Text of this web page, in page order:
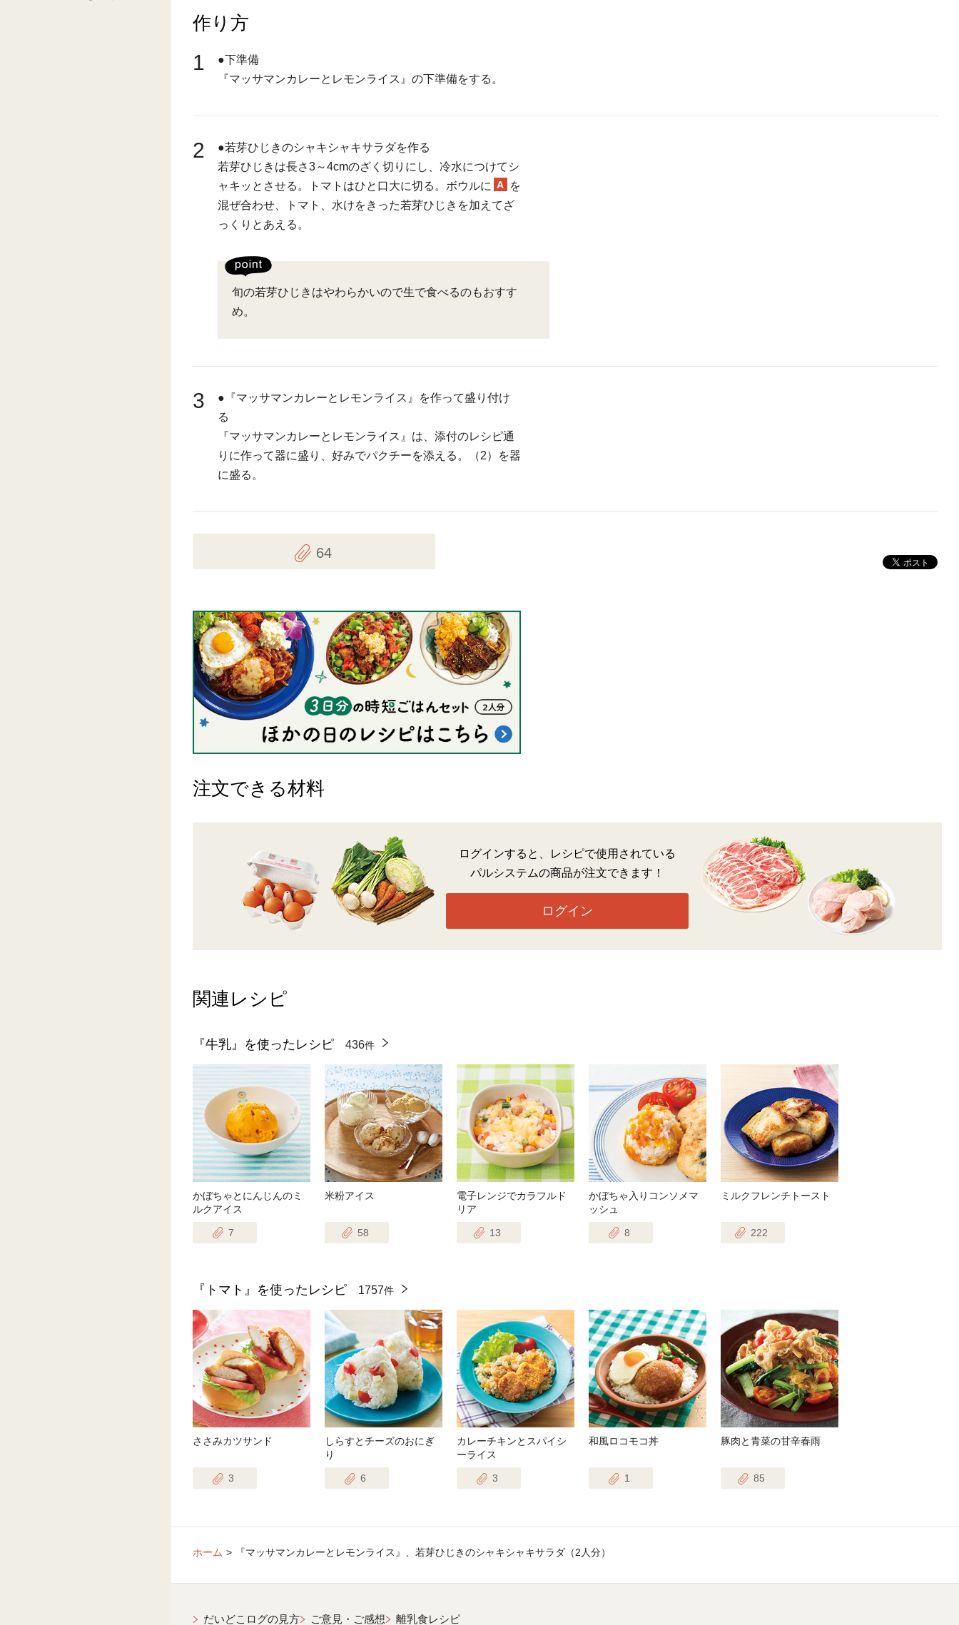
作り方
1
●下準備
『マッサマンカレーとレモンライス』の下準備をする。
2
●若芽ひじきのシャキシャキサラダを作る
若芽ひじきは長さ3～4cmのざく切りにし、冷水につけてシ
ャキッとさせる。トマトはひと口大に切る。ボウルに A
を
混ぜ合わせ、トマト、水けをきった若芽ひじきを加えてざ
っくりとあえる。
旬の若芽ひじきはやわらかいので生で食べるのもおすす
め。
3
●『マッサマンカレーとレモンライス』を作って盛り付け
る
『マッサマンカレーとレモンライス』は、添付のレシピ通
りに作って器に盛り、好みでパクチーを添える。（2）を器
に盛る。
64
注文できる材料
ログインすると、レシピで使用されている
パルシステムの商品が注文できます！
ログイン
関連レシピ
『牛乳』を使ったレシピ 436件
かぼちゃとにんじんのミ
ルクアイス
7
米粉アイス
58
電子レンジでカラフルド
リア
13
かぼちゃ入りコンソメマ
ッシュ
8
ミルクフレンチトースト
222
『トマト』を使ったレシピ 1757件
ささみカツサンド
3
しらすとチーズのおにぎ
り
6
カレーチキンとスパイシ
ーライス
3
和風ロコモコ丼
1
豚肉と青菜の甘辛春雨
85
ホーム 『マッサマンカレーとレモンライス』、若芽ひじきのシャキシャキサラダ（2人分）
だいどこログの見方 ご意見・ご感想 離乳食レシピ